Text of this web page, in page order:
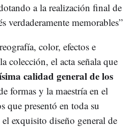
a la realización final de
verdaderamente memorables”
color, efectos e
colección, el acta señala que
calidad general de los
formas y la maestría en el
que presentó en toda su
exquisito diseño general de